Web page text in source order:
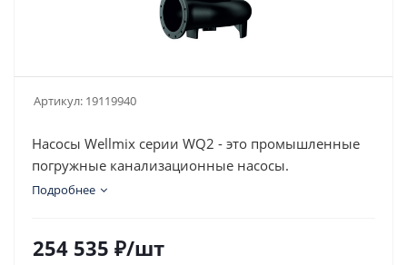
Артикул: 19119940
Насосы Wellmix серии WQ2 - это промышленные
погружные канализационные насосы.
Подробнее
254 535 ₽/шт